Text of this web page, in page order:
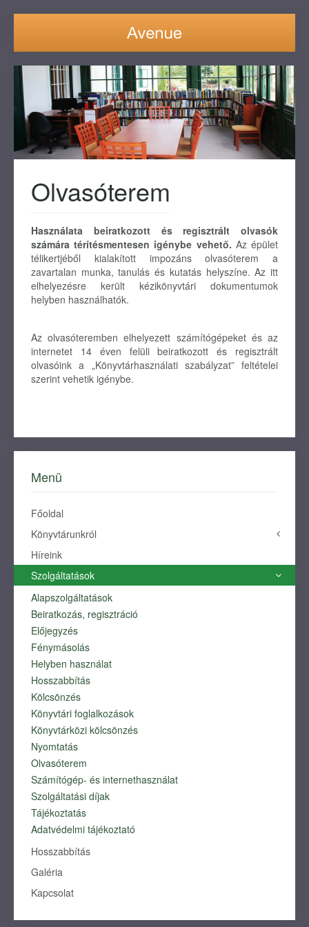
Olvasóterem
Használata beiratkozott és regisztrált olvasók
számára térítésmentesen igénybe vehető. Az épület
télikertjéből kialakított impozáns olvasóterem a
zavartalan munka, tanulás és kutatás helyszíne. Az itt
elhelyezésre került kézikönyvtári dokumentumok
helyben használhatók.
Az olvasóteremben elhelyezett számítógépeket és az
internetet 14 éven felüli beiratkozott és regisztrált
olvasóink a „Könyvtárhasználati szabályzat” feltételei
szerint vehetik igénybe.
Menü
Főoldal
Könyvtárunkról
Története
Névadónk
HELYTÖRTÉNET
HELYISMERETI TEVÉKENYSÉGÜNK
KÖNYVTÁRUNK ÉPÜLETE
IDŐSZALAG
ARCKÉPCSARNOK
KURIÓZUMOK
FORRÁSOK
MULTIMÉDIA
Dokumentumok
Munkatársaink
Híreink
Szolgáltatások
Alapszolgáltatások
Beiratkozás, regisztráció
Előjegyzés
Fénymásolás
Helyben használat
Hosszabbítás
Kölcsönzés
Könyvtári foglalkozások
Könyvtárközi kölcsönzés
Nyomtatás
Olvasóterem
Számítógép- és internethasználat
Szolgáltatási díjak
Tájékoztatás
Adatvédelmi tájékoztató
Hosszabbítás
Galéria
Kapcsolat